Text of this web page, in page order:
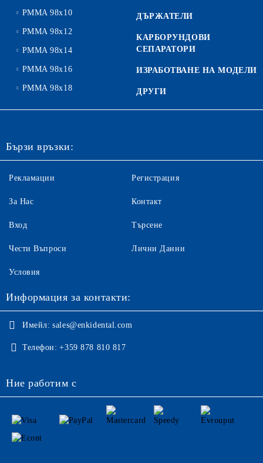
PMMA 98x10
PMMA 98x12
PMMA 98x14
PMMA 98x16
PMMA 98x18
ДЪРЖАТЕЛИ
КАРБОРУНДОВИ
СЕПАРАТОРИ
ИЗРАБОТВАНЕ НА МОДЕЛИ
ДРУГИ
Бързи връзки:
Рекламации
За Нас
Вход
Чести Въпроси
Регистрация
Контакт
Търсене
Лични Данни
Условия
Информация за контакти:
Имейл: sales@enkidental.com
Телефон: +359 878 810 817
Ние работим с